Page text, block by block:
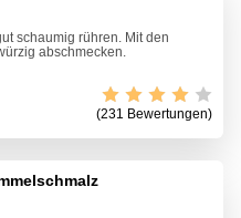
schaumig rühren. Mit den
abschmecken.
(231 Bewertungen)